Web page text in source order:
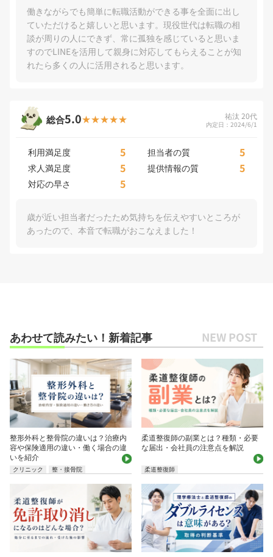
働きながらでも簡単に転職活動ができる事を全面に出し
ていただけると嬉しいと思います。現役世代は転職の相
談が周りの人にできず、常に孤独を感じていると思いま
すのでLINEを活用して親身に対応してもらえることが知
れたら多くの人に活用されると思います。
総合5.0 祐汰 20代
内定日：2024/6/1
利用満足度 5 担当者の質 5
求人満足度 5 提供情報の質 5
対応の早さ 5
歳が近い担当者だったため気持ちを伝えやすいところが
あったので、本音で転職がおこなえました！
あわせて読みたい！新着記事
整形外科と整骨院の違いは？治療内
容や保険適用の違い・働く場合の違
いを紹介
クリニック 整・接骨院
柔道整復師の副業とは？種類・必要
な届出・会社員の注意点を解説
柔道整復師